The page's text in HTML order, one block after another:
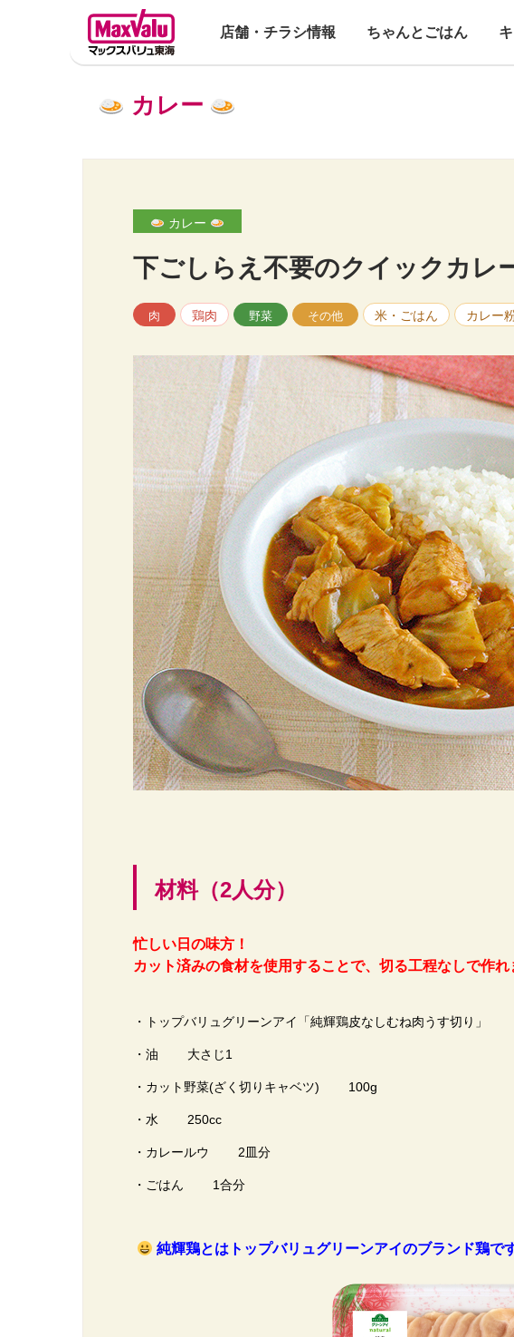
店舗・チラシ情報 ちゃんとごはん
カレー
カレー
下ごしらえ不要のクイックカレ
肉 鶏肉 野菜 その他 米・ごはん カレー
材料（2人分）
忙しい日の味方！
カット済みの食材を使用することで、切る工程なしで作れ
・トップバリュグリーンアイ「純輝鶏皮なしむね肉うす切り
・油 大さじ1
・カット野菜(ざく切りキャベツ) 100g
・水 250cc
・カレールウ 2皿分
・ごはん 1合分
純輝鶏とはトップバリュグリーンアイのブランド鶏です